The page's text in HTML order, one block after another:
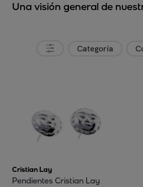
Una visión general de
Categoría
Cristian Lay
Pendientes Cristian Lay